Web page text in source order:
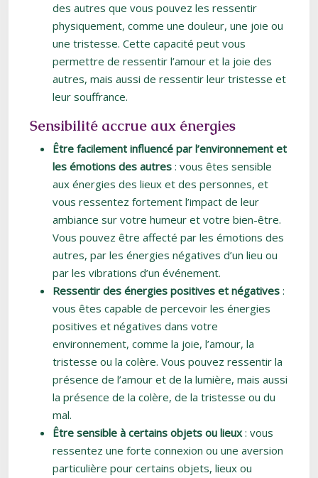
des autres que vous pouvez les ressentir
physiquement, comme une douleur, une joie ou
une tristesse. Cette capacité peut vous
permettre de ressentir l’amour et la joie des
autres, mais aussi de ressentir leur tristesse et
leur souffrance.
Sensibilité accrue aux énergies
Être facilement influencé par l’environnement et
les émotions des autres : vous êtes sensible
aux énergies des lieux et des personnes, et
vous ressentez fortement l’impact de leur
ambiance sur votre humeur et votre bien-être.
Vous pouvez être affecté par les émotions des
autres, par les énergies négatives d’un lieu ou
par les vibrations d’un événement.
Ressentir des énergies positives et négatives :
vous êtes capable de percevoir les énergies
positives et négatives dans votre
environnement, comme la joie, l’amour, la
tristesse ou la colère. Vous pouvez ressentir la
présence de l’amour et de la lumière, mais aussi
la présence de la colère, de la tristesse ou du
mal.
Être sensible à certains objets ou lieux: vous
ressentez une forte connexion ou une aversion
particulière pour certains objets, lieux ou